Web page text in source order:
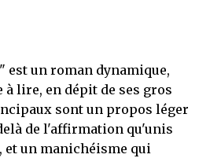
" est un roman dynamique,
à lire, en dépit de ses gros
sont un propos léger
de l'affirmation qu'unis
et un manichéisme qui